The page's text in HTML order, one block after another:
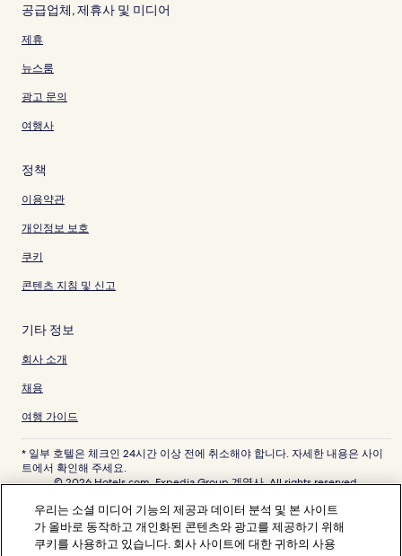
공급업체, 제휴사 및 미디어
제휴
뉴스룸
광고 문의
여행사
정책
이용약관
개인정보 보호
쿠키
콘텐츠 지침 및 신고
기타 정보
회사 소개
채용
여행 가이드
* 일부 호텔은 체크인 24시간 이상 전에 취소해야 합니다. 자세한 내용은 사이
트에서 확인해 주세요.
© 2026 Hotels.com, Expedia Group 계열사. All rights reserved.
LP의 상표 또는 등록 상표입니다. 기타 모든 상표는 해당 소유권자의 자산입니
분쟁 해결: 전화: 82-3480-0145, 이메일: CS@koreasupport.hotels.com
우리는 소셜 미디어 기능의 제공과 데이터 분석 및 본 사이트
가 올바로 동작하고 개인화된 콘텐츠와 광고를 제공하기 위해
쿠키를 사용하고 있습니다. 회사 사이트에 대한 귀하의 사용